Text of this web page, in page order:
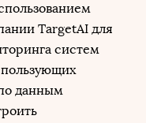
TargetAI для
систем
данным